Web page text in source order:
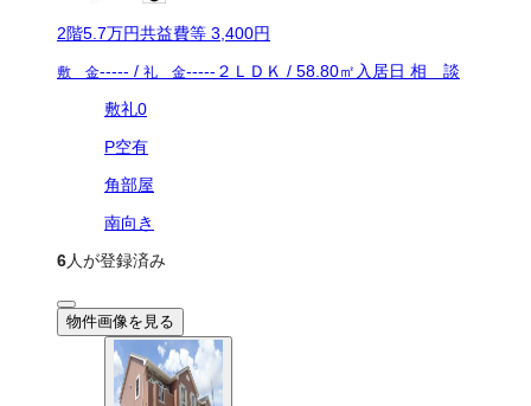
2階5.7万円共益費等 3,400円
敷 金----- / 礼 金----- ２ＬＤＫ / 58.80㎡ 入居日 相 談
敷礼0
P空有
角部屋
南向き
6人が登録済み
物件画像を見る